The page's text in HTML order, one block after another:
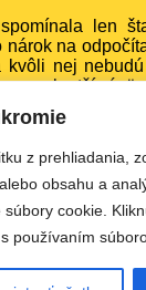
z prehliadania,
obsahu a
cookie.
používaním
len
na
kvôli nej
na kratší
miesta
to je ten
posúdia ľudia
si mohli
výpočet a
zdravotná